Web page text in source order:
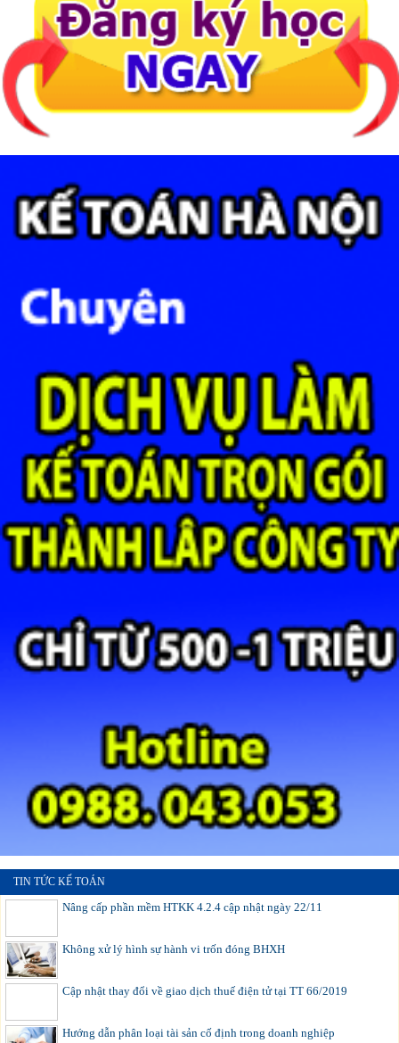
TIN TỨC KẾ TOÁN
Nâng cấp phần mềm HTKK 4.2.4 cập nhật ngày 22/11
Không xử lý hình sự hành vi trốn đóng BHXH
Cập nhật thay đổi về giao dịch thuế điện tử tại TT 66/2019
Hướng dẫn phân loại tài sản cố định trong doanh nghiệp